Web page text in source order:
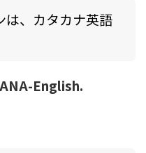
は、カタカナ英語
English.